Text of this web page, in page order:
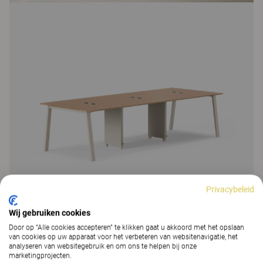
Privacybeleid
Wij gebruiken cookies
Door op “Alle cookies accepteren” te klikken gaat u akkoord met het opslaan
van cookies op uw apparaat voor het verbeteren van websitenavigatie, het
analyseren van websitegebruik en om ons te helpen bij onze
marketingprojecten.